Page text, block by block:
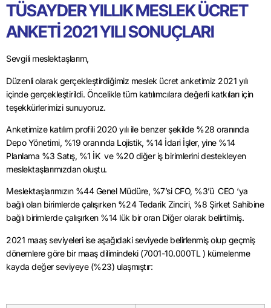
TÜSAYDER YILLIK MESLEK ÜCRET
ANKETİ 2021 YILI SONUÇLARI
Sevgili meslektaşlarım,
Düzenli olarak gerçekleştirdiğimiz meslek ücret anketimiz 2021 yılı
içinde gerçekleştirildi. Öncelikle tüm katılımcılara değerli katkıları için
teşekkürlerimizi sunuyoruz.
Anketimize katılım profili 2020 yılı ile benzer şekilde %28 oranında
Depo Yönetimi, %19 oranında Lojistik, %14 İdari İşler, yine %14
Planlama %3 Satış, %1 İK ve %20 diğer iş birimlerini destekleyen
meslektaşlarımızdan oluştu.
Meslektaşlarımızın %44 Genel Müdüre, %7’si CFO, %3’ü CEO ‘ya
bağlı olan birimlerde çalışırken %24 Tedarik Zinciri, %8 Şirket Sahibine
bağlı birimlerde çalışırken %14 lük bir oran Diğer olarak belirtilmiş.
2021 maaş seviyeleri ise aşağıdaki seviyede belirlenmiş olup geçmiş
dönemlere göre bir maaş dilimindeki (7001-10.000TL ) kümelenme
kayda değer seviyeye (%23) ulaşmıştır: